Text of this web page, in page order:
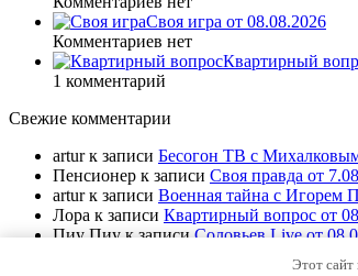
Своя игра от 08.08.2026
Комментариев нет
Квартирный
1 комментарий
Свежие комментарии
arturк записи Бесогон ТВ с
Пенсионер к записи Своя правда от
arturк записи Военная тайна с Игорем
Лора к записи Квартирный вопрос от
Пиу Пиук записиСоловьев Live от
Этот сайт